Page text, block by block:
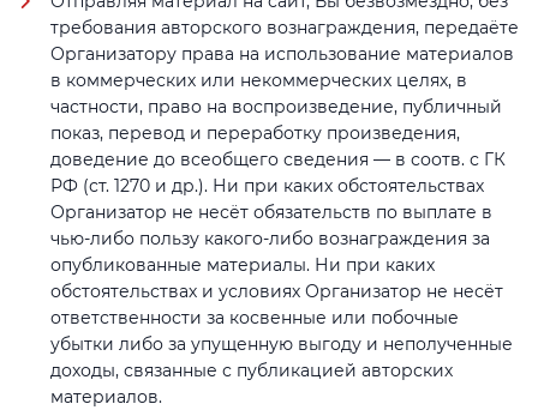
требования авторского вознаграждения, передаёте
Организатору права на использование материалов
в коммерческих или некоммерческих целях, в
частности, право на воспроизведение, публичный
показ, перевод и переработку произведения,
доведение до всеобщего сведения — в соотв. с ГК
РФ (ст. 1270 и др.). Ни при каких обстоятельствах
Организатор не несёт обязательств по выплате в
чью-либо пользу какого-либо вознаграждения за
опубликованные материалы. Ни при каких
обстоятельствах и условиях Организатор не несёт
ответственности за косвенные или побочные
убытки либо за упущенную выгоду и неполученные
доходы, связанные с публикацией авторских
материалов.